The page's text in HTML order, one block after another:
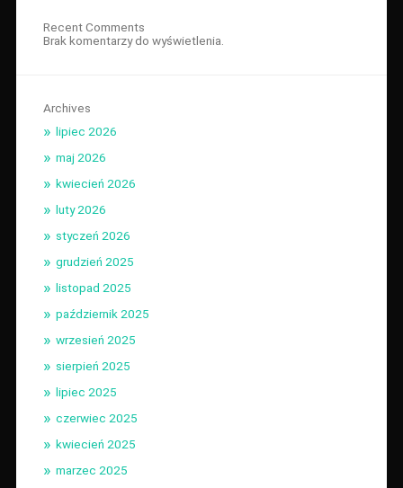
Recent Comments
Brak komentarzy do wyświetlenia.
Archives
lipiec 2026
maj 2026
kwiecień 2026
luty 2026
styczeń 2026
grudzień 2025
listopad 2025
październik 2025
wrzesień 2025
sierpień 2025
lipiec 2025
czerwiec 2025
kwiecień 2025
marzec 2025